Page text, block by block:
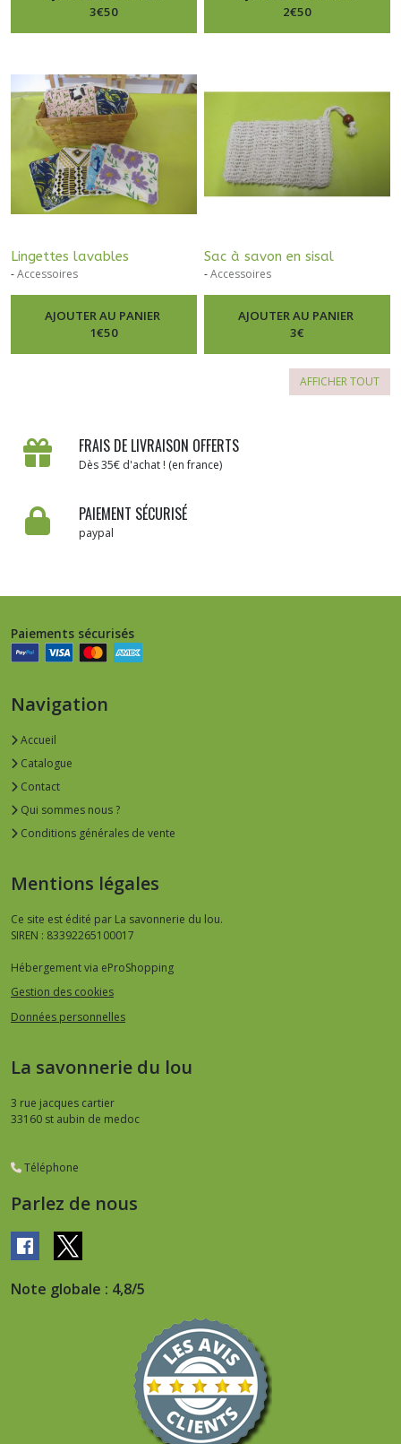
3€50
2€50
Lingettes lavables
-Accessoires
AJOUTER AU PANIER
1€50
Sac à savon en sisal
-Accessoires
AJOUTER AU PANIER
3€
AFFICHER TOUT
FRAIS DE LIVRAISON OFFERTS
Dès 35€ d'achat ! (en france)
PAIEMENT SÉCURISÉ
paypal
Paiements sécurisés
Navigation
Accueil
Catalogue
Contact
Qui sommes nous ?
Conditions générales de vente
Mentions légales
Ce site est édité par La savonnerie du lou.
SIREN : 83392265100017
Hébergement via eProShopping
Gestion des cookies
Données personnelles
La savonnerie du lou
3 rue jacques cartier
33160 st aubin de medoc
Téléphone
Parlez de nous
Note globale : 4,8/5